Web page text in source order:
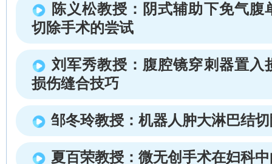
陈义松教授：阴式辅助下免气腹
切除手术的尝试
刘军秀教授：腹腔镜穿刺器置入
损伤缝合技巧
邹冬玲教授：机器人肿大淋巴结
夏百荣教授：微无创手术在妇科